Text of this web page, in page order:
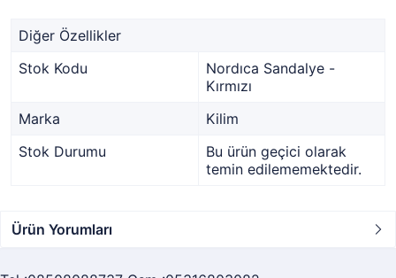
Diğer Özellikler
Stok Kodu
Nordıca Sandalye -
Kırmızı
Marka
Kilim
Stok Durumu
Bu ürün geçici olarak
temin edilememektedir.
Ürün Yorumları